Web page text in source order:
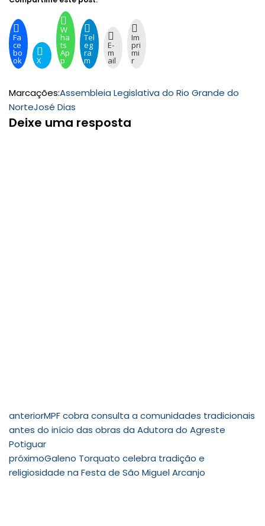
Fa
ce
bo
ok X
W
ha
ts
Ap
p
Tel
eg
ra
m
E-
m
ail
Im
pri
mi
r
Marcações:Assembleia Legislativa do Rio Grande do
NorteJosé Dias
Deixe uma resposta
anteriorMPF cobra consulta a comunidades tradicionais
antes do início das obras da Adutora do Agreste
Potiguar
próximoGaleno Torquato celebra tradição e
religiosidade na Festa de São Miguel Arcanjo